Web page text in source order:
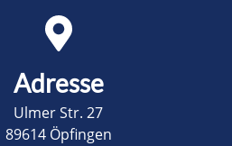
Adresse
Ulmer Str. 27
89614 Öpfingen